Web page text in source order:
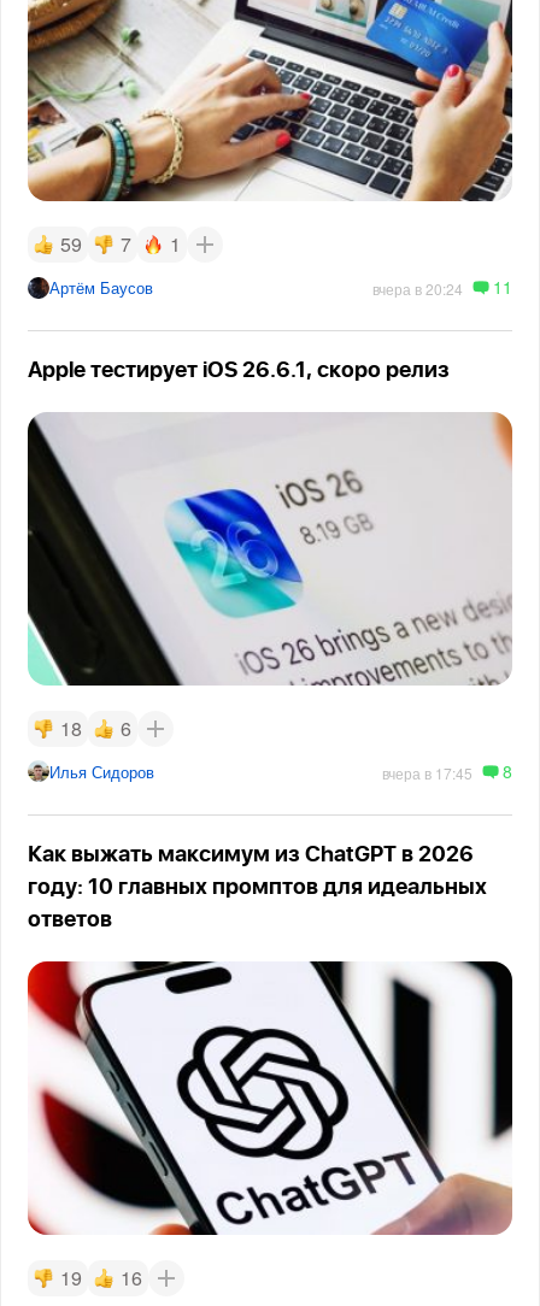
59 7 1
Артём Баусов вчера в 20:24 11
Apple тестирует iOS 26.6.1, скоро релиз
18 6
Илья Сидоров вчера в 17:45 8
Как выжать максимум из ChatGPT в 2026
году: 10 главных промптов для идеальных
ответов
19 16